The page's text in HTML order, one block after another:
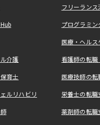
フリーラン
プログラミ
医療・ヘル
介護 看護師の転
育士 医療技師の
ルリハビリ 栄養士の転
薬剤師の転